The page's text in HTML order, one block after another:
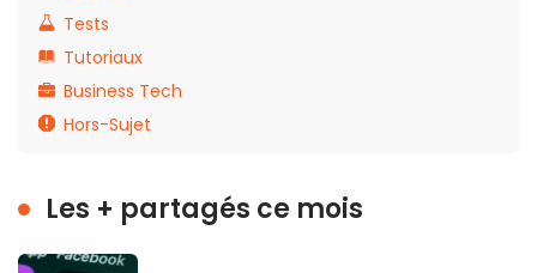
Tests
Tutoriaux
Business Tech
Hors-Sujet
Les + partagés ce mois